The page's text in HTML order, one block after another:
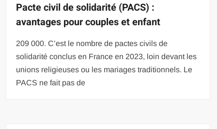
Pacte civil de solidarité (PACS) :
avantages pour couples et enfant
209 000. C’est le nombre de pactes civils de
solidarité conclus en France en 2023, loin devant les
unions religieuses ou les mariages traditionnels. Le
PACS ne fait pas de